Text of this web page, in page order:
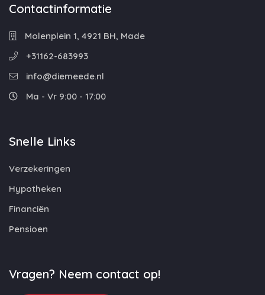
Contactinformatie
Molenplein 1, 4921 BH, Made
+31162-683993
info@diemeede.nl
Ma - Vr 9:00 - 17:00
Snelle Links
Verzekeringen
Hypotheken
Financiën
Pensioen
Vragen? Neem contact op!